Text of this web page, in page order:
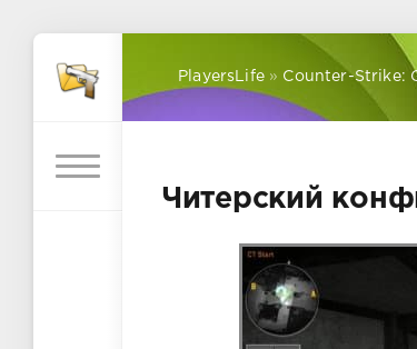
PlayersLife» Counter-Strike:
Читерский